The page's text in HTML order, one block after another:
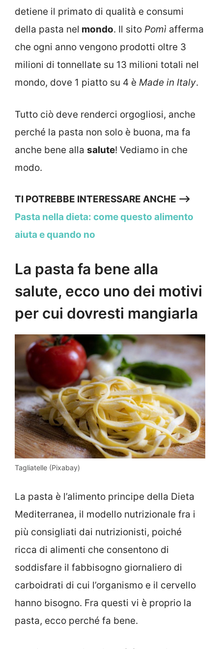
detiene il primato di qualità e consumi
della pasta nel mondo. Il sito Pomì afferma
che ogni anno vengono prodotti oltre 3
milioni di tonnellate su 13 milioni totali nel
mondo, dove 1 piatto su 4 è Made in Italy.
Tutto ciò deve renderci orgogliosi, anche
perché la pasta non solo è buona, ma fa
anche bene alla salute! Vediamo in che
modo.
TI POTREBBE INTERESSARE ANCHE —>
Pasta nella dieta: come questo alimento
aiuta e quando no
La pasta fa bene alla
salute, ecco uno dei motivi
per cui dovresti mangiarla
Tagliatelle (Pixabay)
La pasta è l’alimento principe della Dieta
Mediterranea, il modello nutrizionale fra i
più consigliati dai nutrizionisti, poiché
ricca di alimenti che consentono di
soddisfare il fabbisogno giornaliero di
carboidrati di cui l’organismo e il cervello
hanno bisogno. Fra questi vi è proprio la
pasta, ecco perché fa bene.